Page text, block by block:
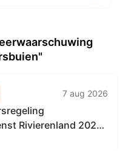
7 aug 2026
Rivierenland 2026